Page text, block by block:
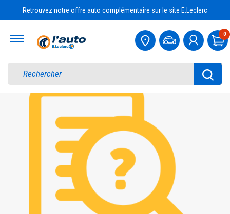
Retrouvez notre offre auto complémentaire sur le site E.Leclerc
0